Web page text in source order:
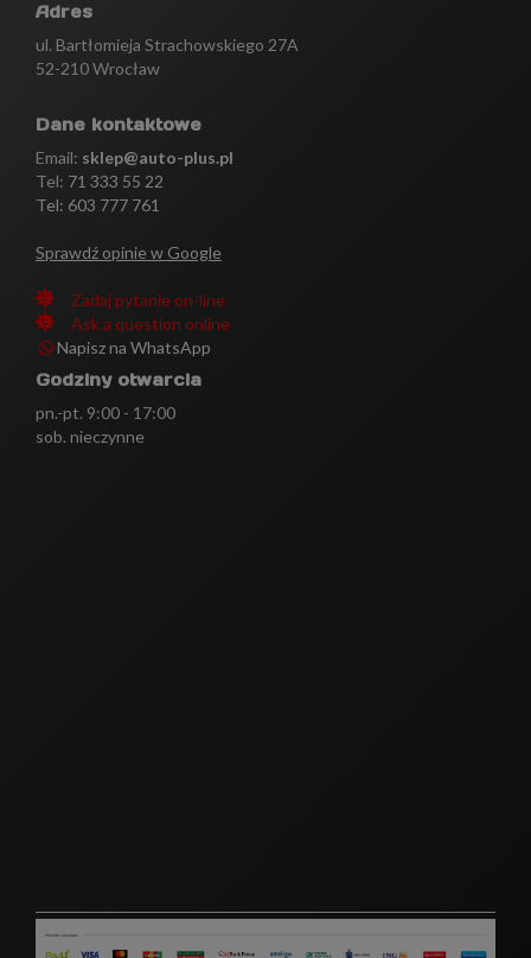
Adres
ul. Bartłomieja Strachowskiego 27A
52-210 Wrocław
Dane kontaktowe
Email: sklep@auto-plus.pl
Tel: 71 333 55 22
Tel: 603 777 761
Sprawdź opinie w Google
Zadaj pytanie on-line
Ask a question online
Napisz na WhatsApp
Godziny otwarcia
pn.-pt. 9:00 - 17:00
sob. nieczynne